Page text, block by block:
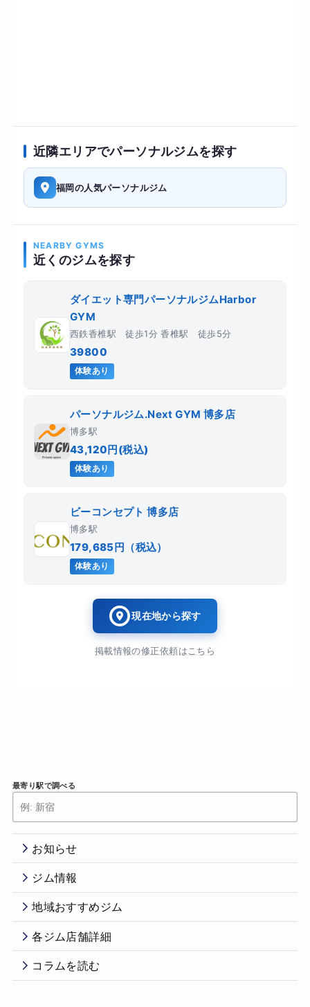
近隣エリアでパーソナルジムを探す
福岡の人気パーソナルジム
NEARBY GYMS
近くのジムを探す
ダイエット専門パーソナルジムHarbor
GYM
西鉄香椎駅 徒歩1分 香椎駅 徒歩5分
39800
体験あり
パーソナルジム.Next GYM 博多店
博多駅
43,120円(税込)
体験あり
ビーコンセプト 博多店
博多駅
179,685円（税込）
体験あり
現在地から探す
掲載情報の修正依頼はこちら
最寄り駅で調べる
お知らせ
ジム情報
地域おすすめジム
各ジム店舗詳細
コラムを読む